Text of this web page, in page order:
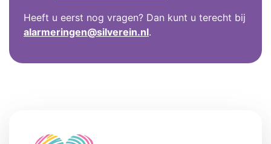
Heeft u eerst nog vragen? Dan kunt u terecht bij
alarmeringen@silverein.nl.